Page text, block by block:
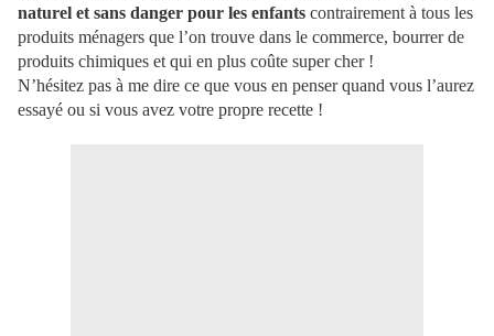
naturel et sans danger pour les enfants contrairement à tous les
produits ménagers que l’on trouve dans le commerce, bourrer de
produits chimiques et qui en plus coûte super cher !
N’hésitez pas à me dire ce que vous en penser quand vous l’aurez
essayé ou si vous avez votre propre recette !